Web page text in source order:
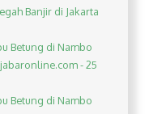
Banjir di Jakarta
Betung di Nambo
- 25
Betung di Nambo